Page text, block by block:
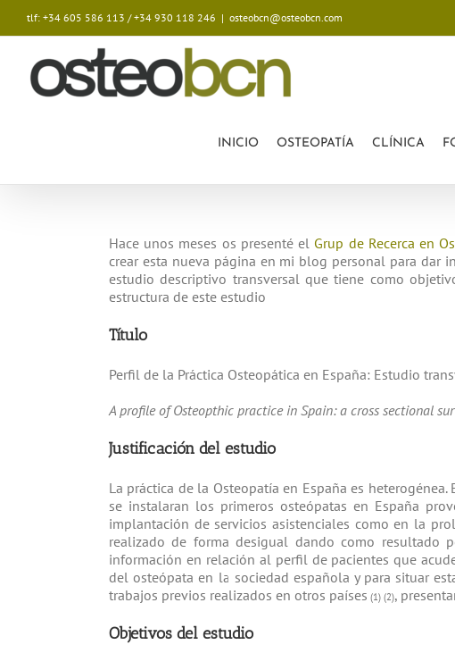
contenido
tlf: +34 605 586 113 / +34 930 118 246 osteobcn@osteobcn.com
INICIO OSTEOPATÍA CLÍNICA
Hace unos meses os presenté elGrup de Recerca en
crear esta nueva página en mi blog personal para dar
estudio descriptivo transversal que tiene como
estructura de este estudio
Título
Perfil de la Práctica Osteopática en España: Estudio
A profile of Osteopthic practice in Spain: a cross sectional
Justificación del estudio
La práctica de la Osteopatía en España es
se instalaran los primeros osteópatas en España
implantación de servicios asistenciales como en la
realizado de forma desigual dando como resultado
información en relación al perfil de pacientes que
del osteópata en la sociedad española y para situar
trabajos previos realizados en otros países
Vols demanar una cita amb els nostres
¿Quieres pedir cita con nuestros profesionales?